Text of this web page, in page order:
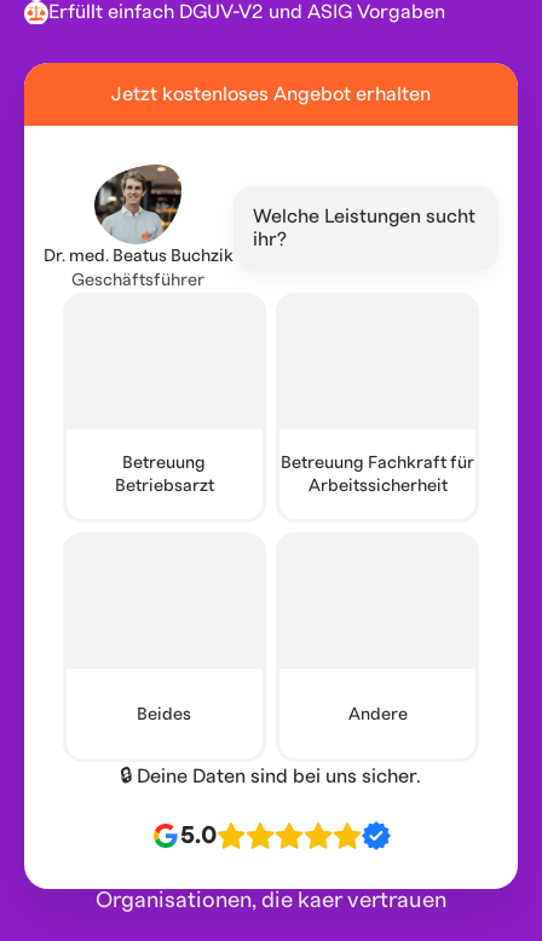
Erfüllt einfach DGUV-V2 und ASIG Vorgaben
Jetzt kostenloses Angebot erhalten
Dr. med. Beatus Buchzik
Geschäftsführer
Welche Leistungen sucht
ihr?
Betreuung
Betriebsarzt
Betreuung Fachkraft für
Arbeitssicherheit
Beides Andere
🔒 Deine Daten sind bei uns sicher.
5.0
Organisationen, die kaer vertrauen